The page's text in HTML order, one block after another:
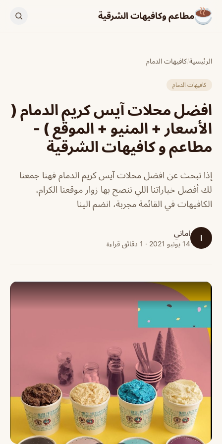
مطاعم وكافيهات الشرقية
الرئيسية/كافيهات الدمام
كافيهات الدمام
افضل محلات آيس كريم الدمام (
الأسعار + المنيو + الموقع ) -
مطاعم و كافيهات الشرقية
إذا تبحث عن افضل محلات آيس كريم الدمام فهنا جمعنا
لك أفضل خياراتنا اللي ننصح بها زوار موقعنا الكرام،
الكافيهات في القائمة مجربة، انضم الينا
ا اماني
14 يونيو 2021 · 1 دقائق قراءة